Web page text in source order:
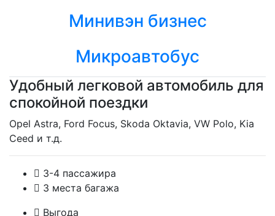
Минивэн бизнес
Микроавтобус
Удобный легковой автомобиль для
спокойной поездки
Opel Astra, Ford Focus, Skoda Oktavia, VW Polo, Kia
Ceed и т.д.
3-4 пассажира
3 места багажа
Выгода